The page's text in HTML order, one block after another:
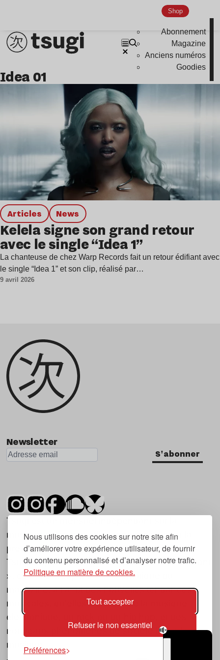
Nous utilisons des cookies sur notre site afin
d’améliorer votre expérience utilisateur, de fournir
du contenu personnalisé et d’analyser notre trafic.
Politique en matière de cookies.
Tout accepter
Refuser le non essentiel
Préférences
Shop
Abonnement
Magazine
Anciens numéros
Goodies
Nu Jazz
Indie
idea 01
Articles news
Kelela signe son grand retour
avec le single “Idea 1”
La chanteuse de chez Warp Records fait un retour édifiant avec
le single “Idea 1” et son clip, réalisé par…
9 avril 2026
Newsletter
S'abonner
Tsugi est un mensuel indépendant sur la
musique et les nouvelles tendances, dont la
première parution date de 2007.
Tsugi en japonais signifie « prochain », « suivant
», ce qui correspond à la thématique du
magazine, à l’affût des nouvelles tendances
musicales, qu’elles viennent de la musique
électronique, du rock ou du hip hop, et des
nouveaux phénomènes de société liés à la
musique.